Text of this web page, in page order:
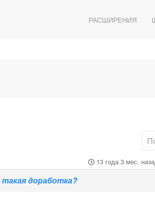
РАСШИРЕНИЯ
13 года 3 мес.
доработка?